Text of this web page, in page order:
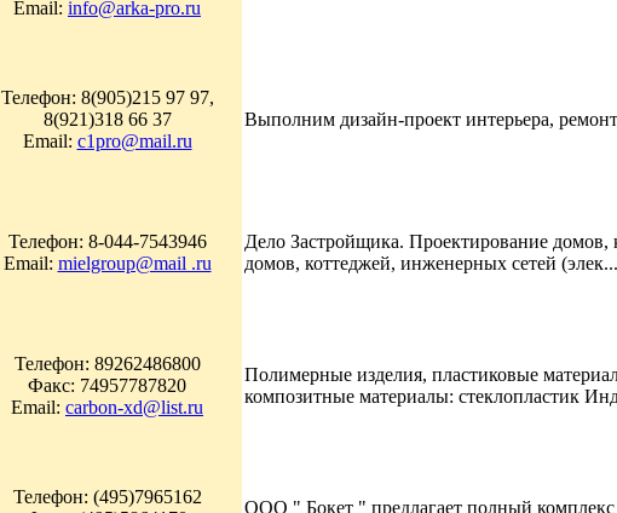
Email: info@arka-pro.ru
Телефон: 8(905)215 97 97,
8(921)318 66 37
Email: c1pro@mail.ru
Выполним дизайн-проект интерьера,
Телефон: 8-044-7543946
Email: mielgroup@mail .ru
Дело Застройщика. Проектирование
домов, коттеджей, инженерных сетей (элек...
Телефон: 89262486800
Факс: 74957787820
Email: carbon-xd@list.ru
Полимерные изделия, пластиковые
композитные материалы: стеклопластик
Телефон: (495)7965162
ООО " Бокет " предлагает полный